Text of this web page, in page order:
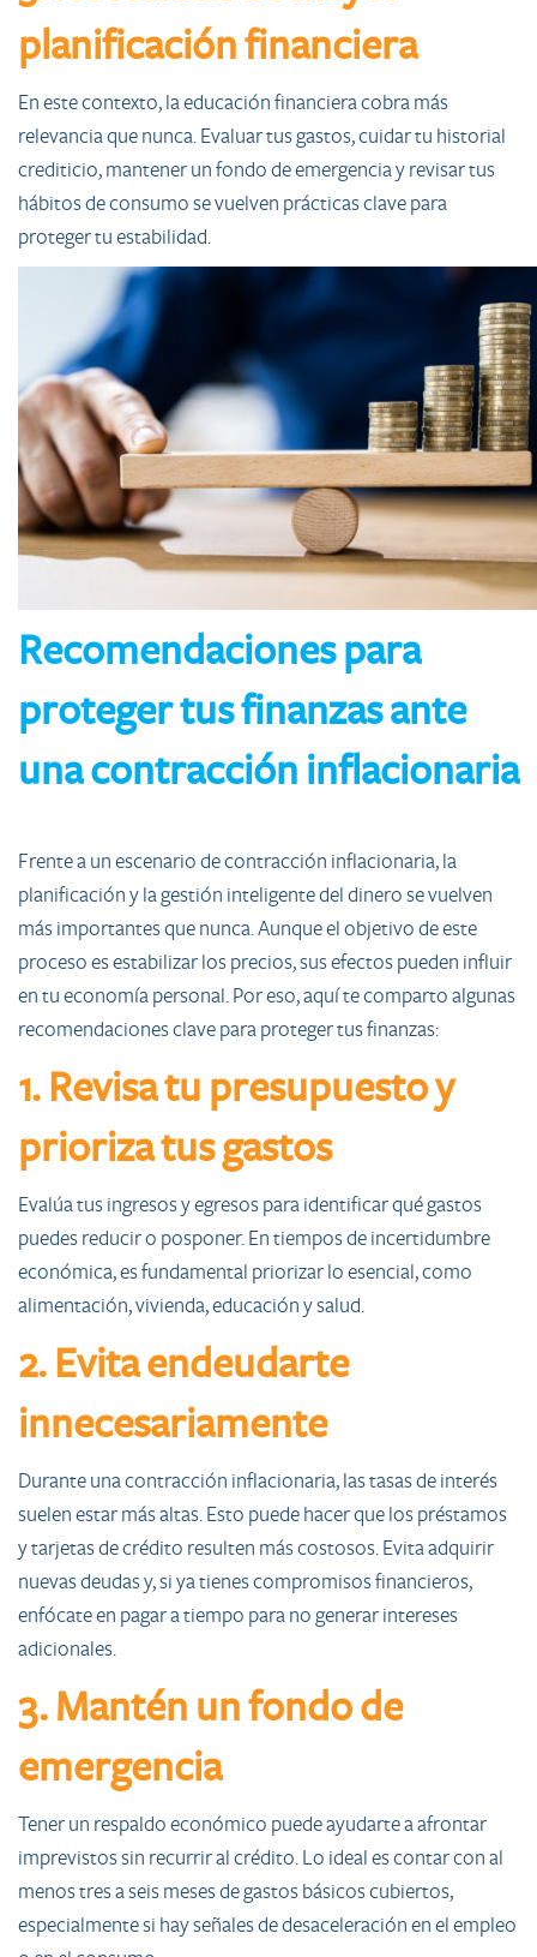
planificación financiera
En este contexto, la educación financiera cobra más
relevancia que nunca. Evaluar tus gastos, cuidar tu historial
crediticio, mantener un fondo de emergencia y revisar tus
hábitos de consumo se vuelven prácticas clave para
proteger tu estabilidad.
Recomendaciones para
proteger tus finanzas ante
una contracción inflacionaria
Frente a un escenario de contracción inflacionaria, la
planificación y la gestión inteligente del dinero se vuelven
más importantes que nunca. Aunque el objetivo de este
proceso es estabilizar los precios, sus efectos pueden influir
en tu economía personal. Por eso, aquí te comparto algunas
recomendaciones clave para proteger tus finanzas:
1. Revisa tu presupuesto y
prioriza tus gastos
Evalúa tus ingresos y egresos para identificar qué gastos
puedes reducir o posponer. En tiempos de incertidumbre
económica, es fundamental priorizar lo esencial, como
alimentación, vivienda, educación y salud.
2. Evita endeudarte
innecesariamente
Durante una contracción inflacionaria, las tasas de interés
suelen estar más altas. Esto puede hacer que los préstamos
y tarjetas de crédito resulten más costosos. Evita adquirir
nuevas deudas y, si ya tienes compromisos financieros,
enfócate en pagar a tiempo para no generar intereses
adicionales.
3. Mantén un fondo de
emergencia
Tener un respaldo económico puede ayudarte a afrontar
imprevistos sin recurrir al crédito. Lo ideal es contar con al
menos tres a seis meses de gastos básicos cubiertos,
especialmente si hay señales de desaceleración en el empleo